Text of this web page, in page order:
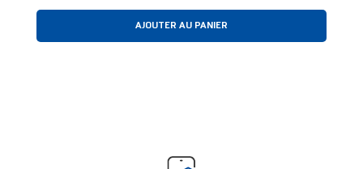
AJOUTER AU PANIER